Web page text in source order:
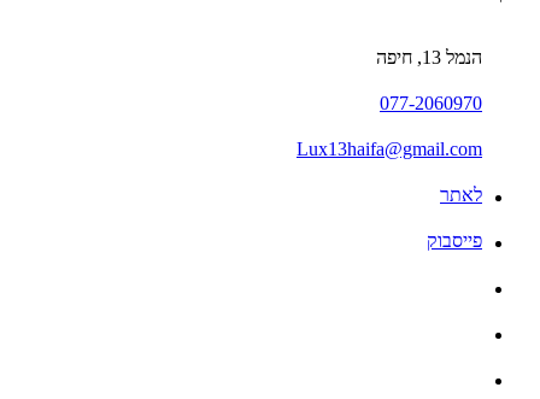
הנמל 13, חיפה
077-2060970
Lux13haifa@gmail.com
לאתר
פייסבוק